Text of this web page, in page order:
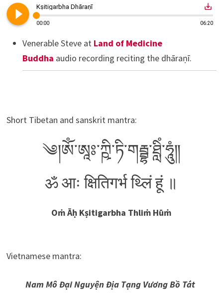
play_circle_filled Kṣitigarbha Dhāraṇī save_alt
00:00 06:20
Venerable Steve at Land of Medicine
Buddha audio recording reciting the dhāraṇī.
Short Tibetan and sanskrit mantra:
༄།ༀ་ཨཱཿ༌ཀྵི་ཏི་གརྦྷ་ཐླིཾ་ཧཱུཾ༎
ॐ आः क्षितिगर्भ थ्लिं हूं ॥
Oṁ Āḥ Kṣitigarbha Thliṁ Hūṁ
Vietnamese mantra:
Nam Mô Đại Nguyện Địa Tạng Vương Bồ Tát